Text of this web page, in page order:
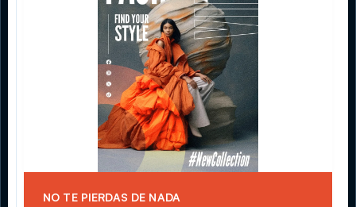
NO TE PIERDAS DE NADA